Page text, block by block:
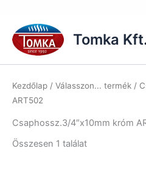
content
Tomka
Kezdőlap / Válasszon... termék /
ART502
Csaphossz.3/4″x10mm króm
Összesen 1 találat